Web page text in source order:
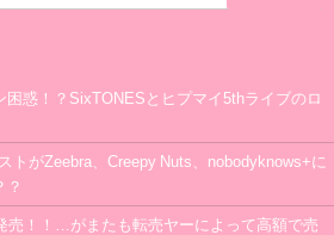
困惑！？SixTONESとヒプマイ5thライブのロ
トがZeebra、Creepy Nuts、nobodyknows+に
？
売！！…がまたも転売ヤーによって高額で売